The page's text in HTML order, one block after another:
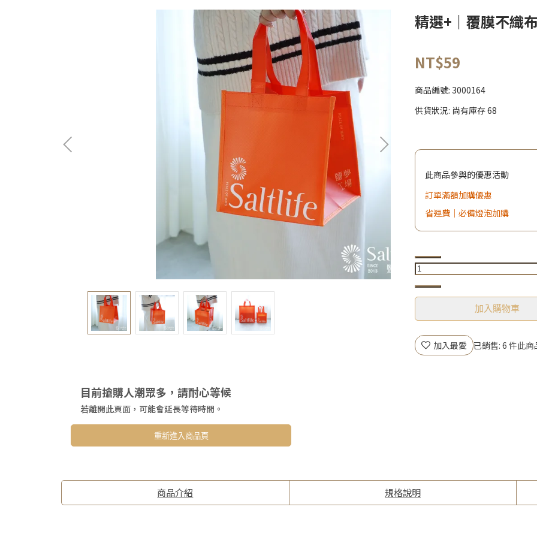
精選+｜覆膜不織
NT$59
商品編號: 3000164
供貨狀況: 尚有庫存 68
此商品參與的優惠活動
訂單滿額加購優惠
省運費｜必備燈泡加購
加入購物車
加入最愛 已銷售: 6 件此
目前搶購人潮眾多，請耐心等候
若離開此頁面，可能會延長等待時間。
重新進入商品頁
商品介紹 規格說明